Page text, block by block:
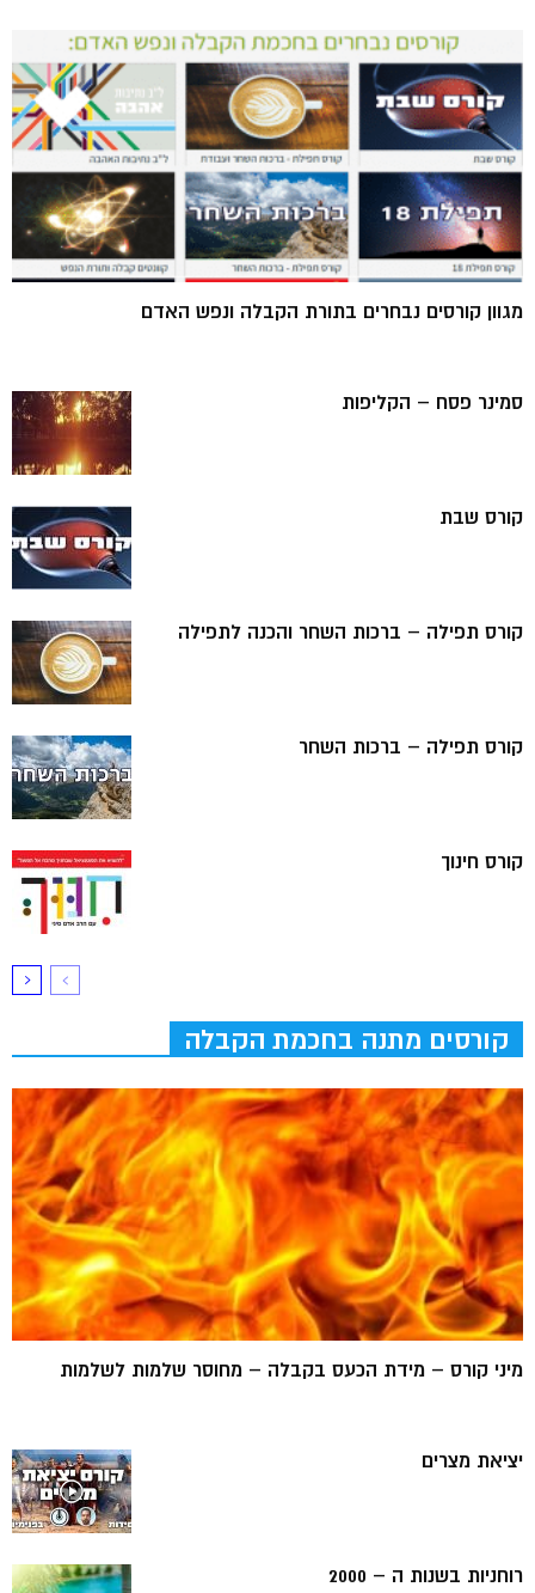
מגוון קורסים נבחרים בתורת הקבלה ונפש האדם
סמינר פסח – הקליפות
קורס שבת
קורס תפילה – ברכות השחר והכנה לתפילה
קורס תפילה – ברכות השחר
קורס חינוך
קורסים מתנה בחכמת הקבלה
מיני קורס – מידת הכעס בקבלה – מחוסר שלמות לשלמות
יציאת מצרים
רוחניות בשנות ה – 2000